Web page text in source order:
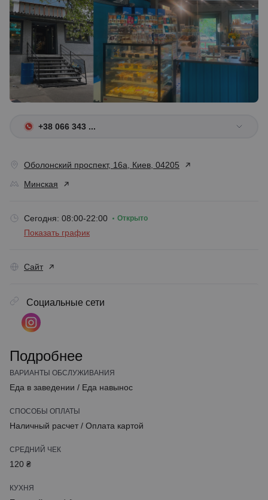
+38 066 343 ...
Оболонский проспект, 16а, Киев, 04205
Минская
Сегодня: 08:00-22:00 Открыто
Показать график
Сайт
Социальные сети
Подробнее
ВАРИАНТЫ ОБСЛУЖИВАНИЯ
Еда в заведении / Еда навынос
СПОСОБЫ ОПЛАТЫ
Наличный расчет / Оплата картой
СРЕДНИЙ ЧЕК
120 ₴
КУХНЯ